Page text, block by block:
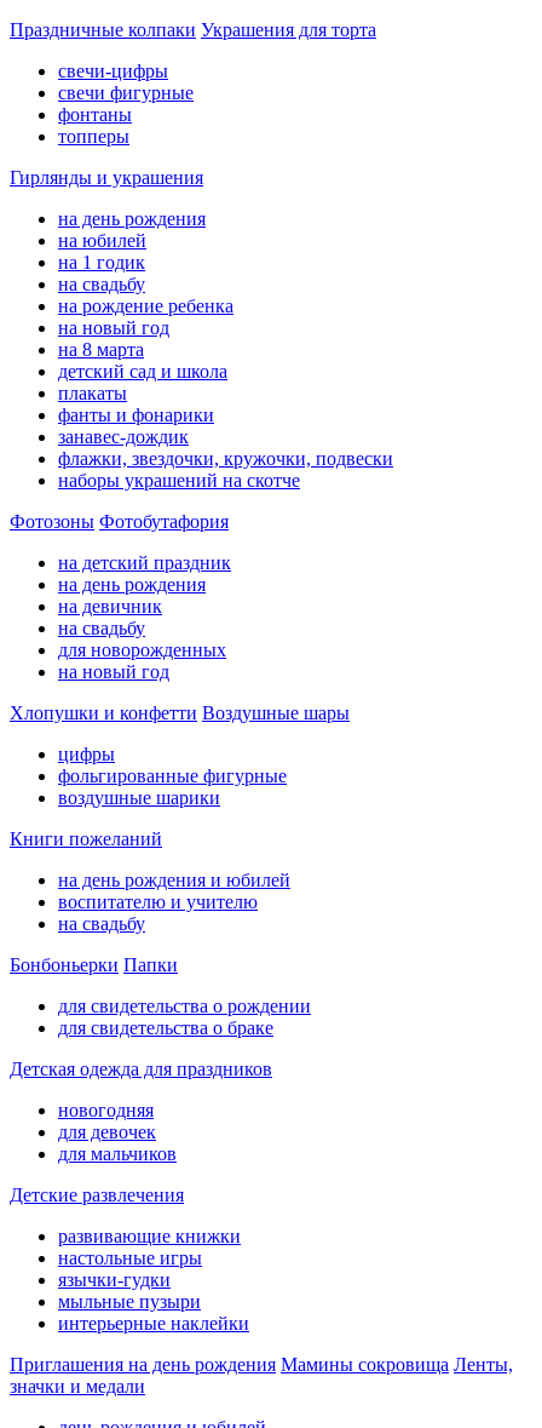
Праздничные колпаки Украшения для торта
свечи-цифры
свечи фигурные
фонтаны
топперы
Гирлянды и украшения
на день рождения
на юбилей
на 1 годик
на свадьбу
на рождение ребенка
на новый год
на 8 марта
детский сад и школа
плакаты
фанты и фонарики
занавес-дождик
флажки, звездочки, кружочки, подвески
наборы украшений на скотче
Фотозоны Фотобутафория
на детский праздник
на день рождения
на девичник
на свадьбу
для новорожденных
на новый год
Хлопушки и конфетти Воздушные шары
цифры
фольгированные фигурные
воздушные шарики
Книги пожеланий
на день рождения и юбилей
воспитателю и учителю
на свадьбу
Бонбоньерки Папки
для свидетельства о рождении
для свидетельства о браке
Детская одежда для праздников
новогодняя
для девочек
для мальчиков
Детские развлечения
развивающие книжки
настольные игры
язычки-гудки
мыльные пузыри
интерьерные наклейки
Приглашения на день рождения Мамины сокровища Ленты,
значки и медали